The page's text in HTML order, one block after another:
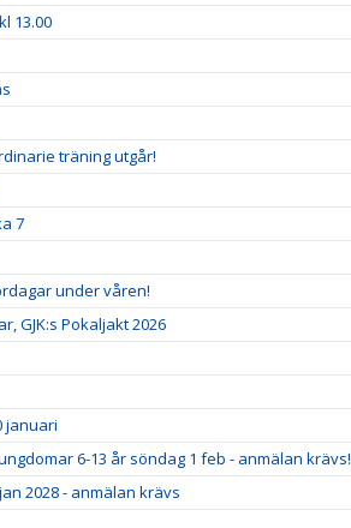
13.00
träning utgår!
7
under våren!
GJK:s Pokaljakt 2026
januari
6-13 år söndag 1 feb - anmälan krävs!
2028 - anmälan krävs